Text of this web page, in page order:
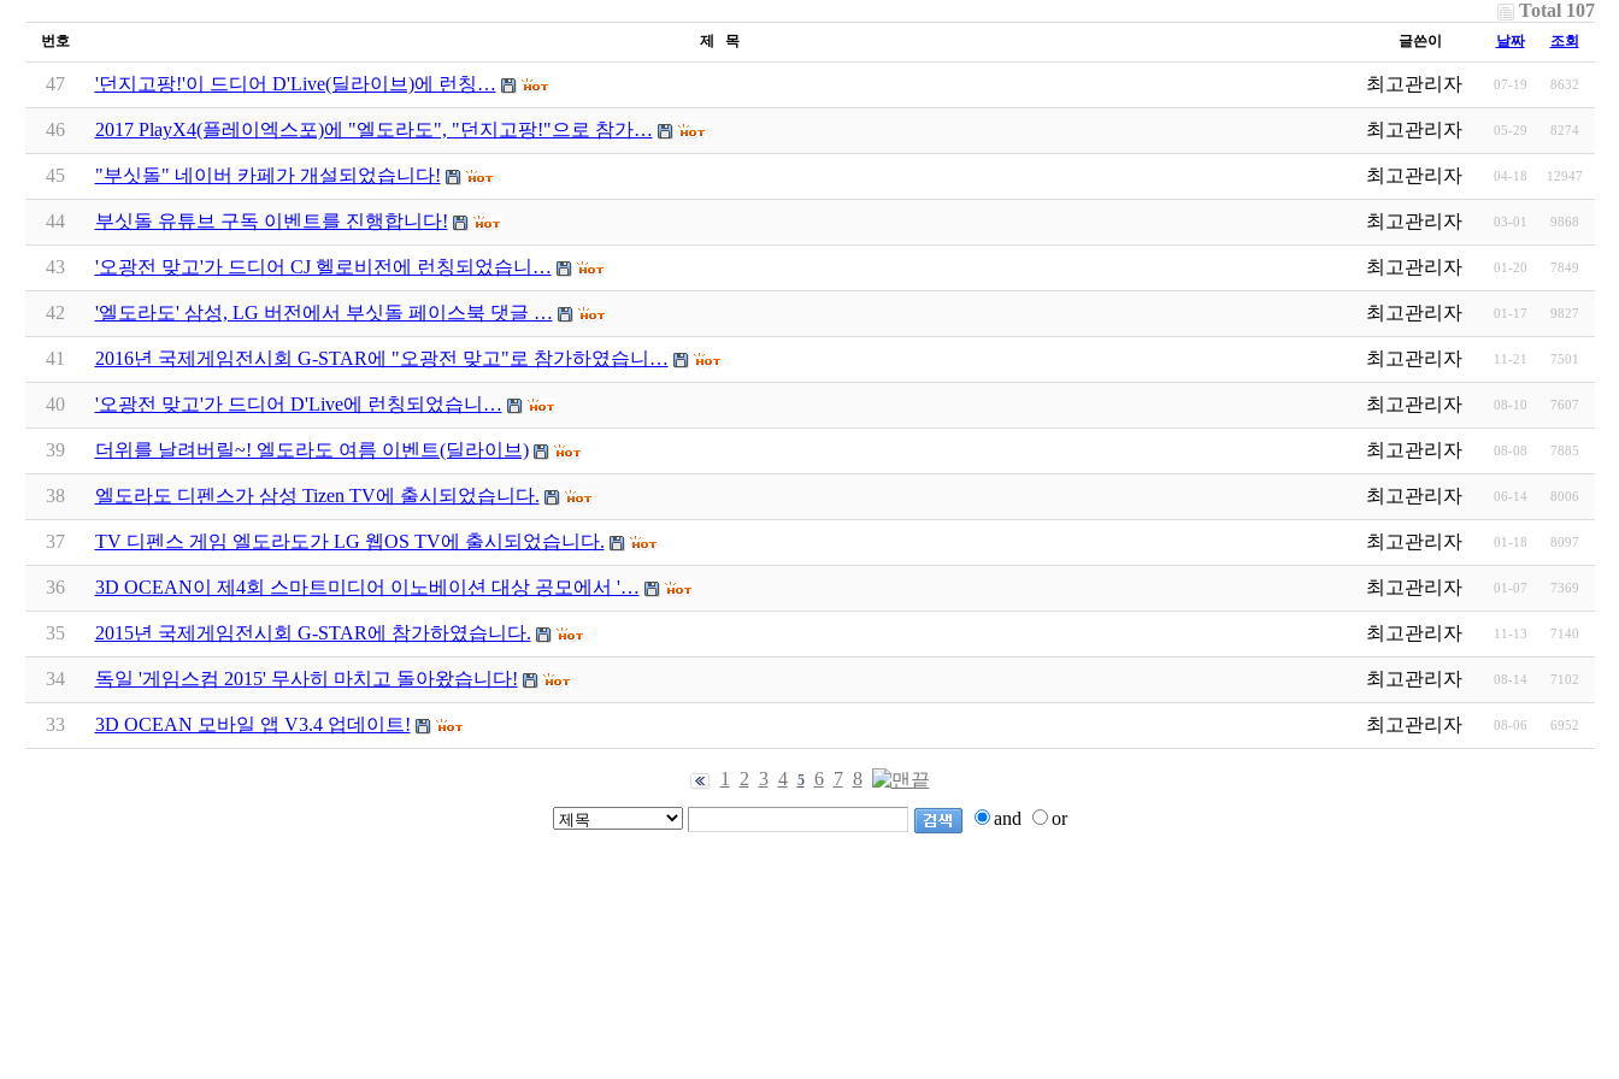
Total 107
번호 제 목 글쓴이 날짜 조회
47 '던지고팡!'이 드디어 D'Live(딜라이브)에 런칭… 최고관리자 07-19 8632
46 2017 PlayX4(플레이엑스포)에 "엘도라도", "던지고팡!"으로 참가… 최고관리자 05-29 8274
45 "부싯돌" 네이버 카페가 개설되었습니다! 최고관리자 04-18 12947
44 부싯돌 유튜브 구독 이벤트를 진행합니다! 최고관리자 03-01 9868
43 '오광전 맞고'가 드디어 CJ 헬로비전에 런칭되었습니… 최고관리자 01-20 7849
42 '엘도라도' 삼성, LG 버전에서 부싯돌 페이스북 댓글 … 최고관리자 01-17 9827
41 2016년 국제게임전시회 G-STAR에 "오광전 맞고"로 참가하였습니… 최고관리자 11-21 7501
40 '오광전 맞고'가 드디어 D'Live에 런칭되었습니… 최고관리자 08-10 7607
39 더위를 날려버릴~! 엘도라도 여름 이벤트(딜라이브) 최고관리자 08-08 7885
38 엘도라도 디펜스가 삼성 Tizen TV에 출시되었습니다. 최고관리자 06-14 8006
37 TV 디펜스 게임 엘도라도가 LG 웹OS TV에 출시되었습니다. 최고관리자 01-18 8097
36 3D OCEAN이 제4회 스마트미디어 이노베이션 대상 공모에서 '… 최고관리자 01-07 7369
35 2015년 국제게임전시회 G-STAR에 참가하였습니다. 최고관리자 11-13 7140
34 독일 '게임스컴 2015' 무사히 마치고 돌아왔습니다! 최고관리자 08-14 7102
33 3D OCEAN 모바일 앱 V3.4 업데이트! 최고관리자 08-06 6952
1 2 3 4 5 6 7 8
and
or